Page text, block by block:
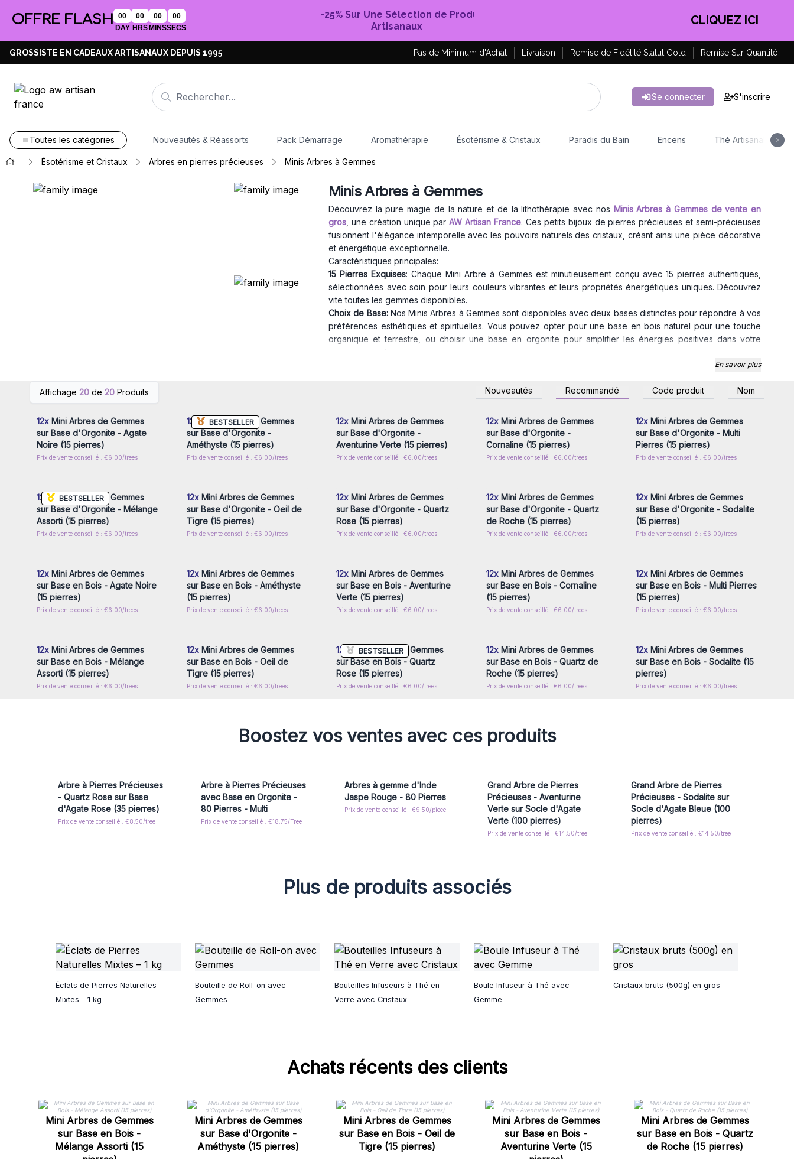
OFFRE FLASH
00
DAY
00
HRS
00
MINS
00
SECS
-25% Sur Une Sélection de Produits
Artisanaux
CLIQUEZ ICI
GROSSISTE EN CADEAUX ARTISANAUX DEPUIS 1995 Pas de Minimum d'Achat Livraison Remise de Fidélité Statut Gold Remise Sur Quantité
Se connecter S'inscrire
Toutes les catégories Nouveautés & Réassorts Pack Démarrage Aromathérapie Ésotérisme & Cristaux Paradis du Bain Encens Thé Artisanal
Ésotérisme et Cristaux Arbres en pierres précieuses Minis Arbres à Gemmes
Minis Arbres à Gemmes
Découvrez la pure magie de la nature et de la lithothérapie avec nos Minis Arbres à Gemmes de vente en
gros , une création unique parAW Artisan France. Ces petits bijoux de pierres précieuses et semi-précieuses
fusionnent l'élégance intemporelle avec les pouvoirs naturels des cristaux, créant ainsi une pièce décorative
et énergétique exceptionnelle.
Caractéristiques principales:
15 Pierres Exquises: Chaque Mini Arbre à Gemmes est minutieusement conçu avec 15 pierres authentiques,
sélectionnées avec soin pour leurs couleurs vibrantes et leurs propriétés énergétiques uniques. Découvrez
vite toutes les gemmes disponibles.
Choix de Base:Nos Minis Arbres à Gemmes sont disponibles avec deux bases distinctes pour répondre à vos
préférences esthétiques et spirituelles. Vous pouvez opter pour une base en bois naturel pour une touche
organique et terrestre, ou choisir une base en orgonite pour amplifier les énergies positives dans votre
Chaque pierre est choisie en fonction de ses propriétés de guérison et d'équilibrage
Gemmes de vente en gros. Cela vous permet de proposer des produits exceptionnels à vos clients tout en
maximisant votre rentabilité.
Nos Minis Arbres à Gemmes sont bien plus que de simples objets de décoration. Ils sont des outils de bien-
être et de méditation, ajoutant une touche d'élégance spirituelle à n'importe quel espace. Si vous recherchez
équilibrée et pleine de beauté. Transformez votre boutique en un havre de paix où l'art et la nature se
rejoignent pour le bien-être de tous.
En savoir plus
Affichage 20 de 20 Produits Nouveautés Recommandé Code produit Nom
vous pour accéder aux prix de
gros
12x Mini Arbres de Gemmes
sur Base d'Orgonite - Agate
Noire (15 pierres)
Prix de vente conseillé : €6.00/trees
BESTSELLER
12xMini Arbres de Gemmes
sur Base d'Orgonite -
Améthyste (15 pierres)
Prix de vente conseillé : €6.00/trees
12x Mini Arbres de Gemmes
sur Base d'Orgonite -
Aventurine Verte (15 pierres)
Prix de vente conseillé : €6.00/trees
Connectez-vous ou inscrivez-
vous pour accéder aux prix de
gros
12xMini Arbres de Gemmes
sur Base d'Orgonite -
Cornaline (15 pierres)
Prix de vente conseillé : €6.00/trees
Connectez-vous ou inscrivez-
vous pour accéder aux prix de
gros
12x Mini Arbres de Gemmes
sur Base d'Orgonite - Multi
Pierres (15 pierres)
Prix de vente conseillé : €6.00/trees
BESTSELLER
Connectez-vous ou inscrivez-
12xMini Arbres de Gemmes
sur Base d'Orgonite - Mélange
Assorti (15 pierres)
Prix de vente conseillé : €6.00/trees
Connectez-vous ou inscrivez-
12xMini Arbres de Gemmes
sur Base d'Orgonite - Oeil de
Tigre (15 pierres)
Prix de vente conseillé : €6.00/trees
Connectez-vous ou inscrivez-
12x Mini Arbres de Gemmes
sur Base d'Orgonite - Quartz
Rose (15 pierres)
Prix de vente conseillé : €6.00/trees
Connectez-vous ou inscrivez-
12xMini Arbres de Gemmes
sur Base d'Orgonite - Quartz
de Roche (15 pierres)
Prix de vente conseillé : €6.00/trees
Connectez-vous ou inscrivez-
12x Mini Arbres de Gemmes
sur Base d'Orgonite - Sodalite
(15 pierres)
Prix de vente conseillé : €6.00/trees
Connectez-vous ou inscrivez-
12x Mini Arbres de Gemmes
sur Base en Bois - Agate Noire
(15 pierres)
Prix de vente conseillé : €6.00/trees
Connectez-vous ou inscrivez-
12xMini Arbres de Gemmes
sur Base en Bois - Améthyste
(15 pierres)
Prix de vente conseillé : €6.00/trees
Connectez-vous ou inscrivez-
12x Mini Arbres de Gemmes
sur Base en Bois - Aventurine
Verte (15 pierres)
Prix de vente conseillé : €6.00/trees
Connectez-vous ou inscrivez-
12xMini Arbres de Gemmes
sur Base en Bois - Cornaline
(15 pierres)
Prix de vente conseillé : €6.00/trees
Connectez-vous ou inscrivez-
12x Mini Arbres de Gemmes
sur Base en Bois - Multi Pierres
(15 pierres)
Prix de vente conseillé : €6.00/trees
Connectez-vous ou inscrivez-
12x Mini Arbres de Gemmes
sur Base en Bois - Mélange
Assorti (15 pierres)
Prix de vente conseillé : €6.00/trees
Connectez-vous ou inscrivez-
12xMini Arbres de Gemmes
sur Base en Bois - Oeil de
Tigre (15 pierres)
Prix de vente conseillé : €6.00/trees
BESTSELLER
Connectez-vous ou inscrivez-
12xMini Arbres de Gemmes
sur Base en Bois - Quartz
Rose (15 pierres)
Prix de vente conseillé : €6.00/trees
Connectez-vous ou inscrivez-
12xMini Arbres de Gemmes
sur Base en Bois - Quartz de
Roche (15 pierres)
Prix de vente conseillé : €6.00/trees
Connectez-vous ou inscrivez-
12x Mini Arbres de Gemmes
sur Base en Bois - Sodalite (15
pierres)
Prix de vente conseillé : €6.00/trees
Boostez vos ventes avec ces produits
Arbre à Pierres Précieuses
- Quartz Rose sur Base
d'Agate Rose (35 pierres)
Prix de vente conseillé : €8.50/tree
Arbre à Pierres Précieuses
avec Base en Orgonite -
80 Pierres - Multi
Prix de vente conseillé : €18.75/Tree
Arbres à gemme d'Inde
Jaspe Rouge - 80 Pierres
Prix de vente conseillé : €9.50/piece
Grand Arbre de Pierres
Précieuses - Aventurine
Verte sur Socle d'Agate
Verte (100 pierres)
Prix de vente conseillé : €14.50/tree
Grand Arbre de Pierres
Précieuses - Sodalite sur
Socle d'Agate Bleue (100
pierres)
Prix de vente conseillé : €14.50/tree
Plus de produits associés
Éclats de Pierres Naturelles
Mixtes – 1 kg
Bouteille de Roll-on avec
Gemmes
Bouteilles Infuseurs à Thé en
Verre avec Cristaux
Boule Infuseur à Thé avec
Gemme
Cristaux bruts (500g) en gros
Achats récents des clients
Mini Arbres de Gemmes
sur Base en Bois -
Mélange Assorti (15
pierres)
Mini Arbres de Gemmes
sur Base d'Orgonite -
Améthyste (15 pierres)
Mini Arbres de Gemmes
sur Base en Bois - Oeil de
Tigre (15 pierres)
Mini Arbres de Gemmes
sur Base en Bois -
Aventurine Verte (15
pierres)
Mini Arbres de Gemmes
sur Base en Bois - Quartz
de Roche (15 pierres)